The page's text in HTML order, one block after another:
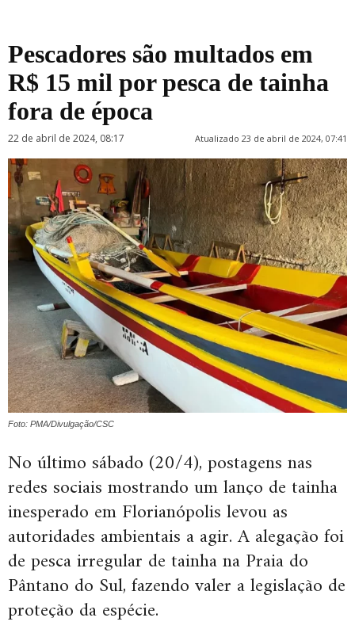
Pescadores são multados em
R$ 15 mil por pesca de tainha
fora de época
22 de abril de 2024, 08:17 Atualizado 23 de abril de 2024, 07:41
Foto: PMA/Divulgação/CSC
No último sábado (20/4), postagens nas
redes sociais mostrando um lanço de tainha
inesperado em Florianópolis levou as
autoridades ambientais a agir. A alegação foi
de pesca irregular de tainha na Praia do
Pântano do Sul, fazendo valer a legislação de
proteção da espécie.